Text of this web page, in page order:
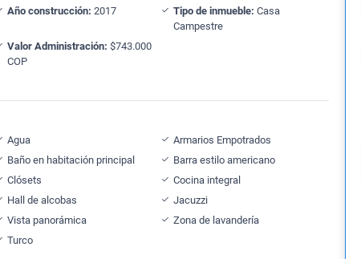
Año construcción: 2017 Tipo de inmueble: Casa
Campestre
Valor Administración: $743.000
COP
Agua
Armarios Empotrados
Baño en habitación principal
Barra estilo americano
Clósets
Cocina integral
Hall de alcobas
Jacuzzi
Vista panorámica
Zona de lavandería
Turco